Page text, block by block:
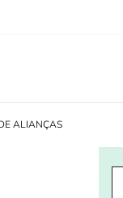
ALIANÇAS